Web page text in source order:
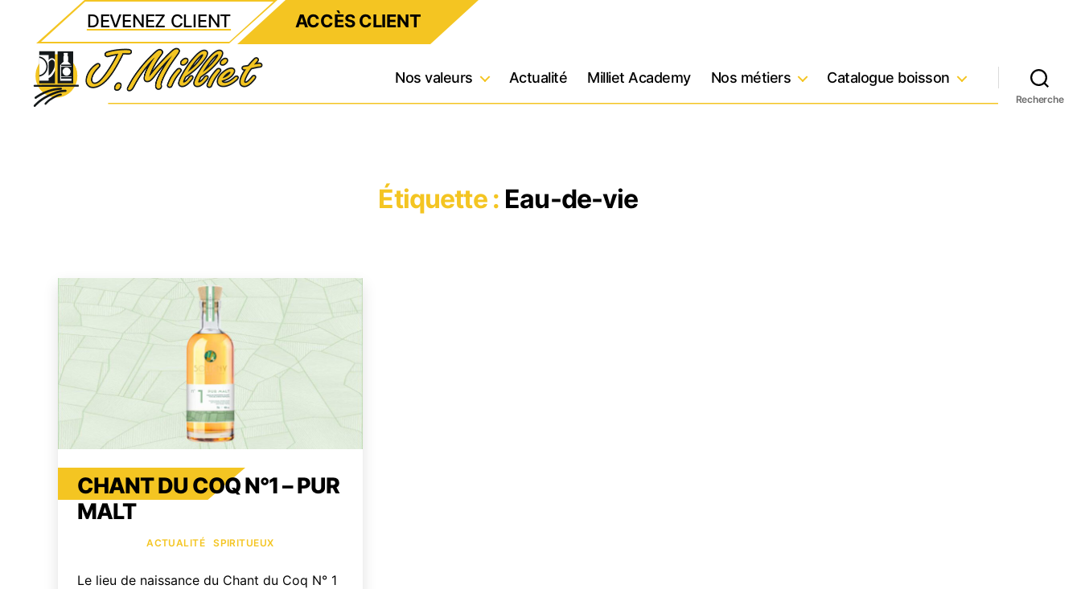
DEVENEZ CLIENT ACCÈS CLIENT
Nos valeurs Actualité Milliet Academy Nos métiers Catalogue boisson
Recherche
Étiquette : Eau-de-vie
CHANT DU COQ N°1 – PUR
MALT
CatégoriesACTUALITÉ SPIRITUEUX
Le lieu de naissance du Chant du Coq N° 1